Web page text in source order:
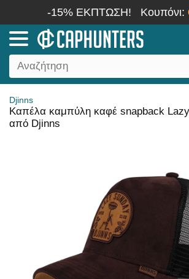
-15% ΕΚΠΤΩΣΗ! Κουπόνι:
Djinns
Καπέλα καμπύλη καφέ snapback
από Djinns